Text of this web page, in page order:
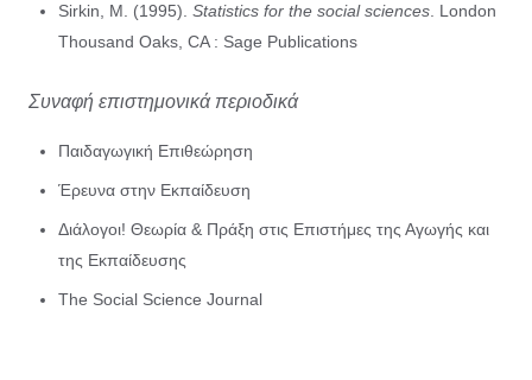
Sirkin, M. (1995). Statistics for the social sciences. London
Thousand Oaks, CA : Sage Publications
Συναφή επιστημονικά περιοδικά
Παιδαγωγική Επιθεώρηση
Έρευνα στην Εκπαίδευση
Διάλογοι! Θεωρία & Πράξη στις Επιστήμες της Αγωγής και
της Εκπαίδευσης
The Social Science Journal